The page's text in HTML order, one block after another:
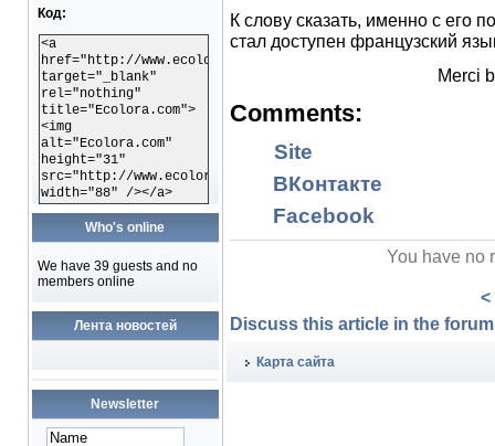
Код:
<a
href="http://www.ecolora.com"
target="_blank"
rel="nothing"
title="Ecolora.com">
<img
alt="Ecolora.com"
height="31"
src="http://www.ecolora.com/images/ecoloracom.gif"
width="88" /></a>
Who's online
We have 39 guests and no
members online
Лента новостей
Newsletter
К слову сказать, именно с его
стал доступен французский
Merci
Comments:
Site
ВКонтакте
Facebook
You have no
<
Discuss this article in the
Карта сайта